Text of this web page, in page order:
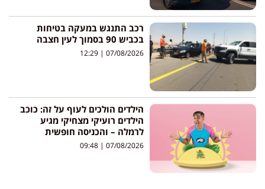
רכב התנגש במעקה בטיחות
בכביש 90 בסמוך לעין חצבה
07/08/2026
הילדים הולכים לעוף על זה: כוכב
הילדים רועיקי מצחיקי מגיע
לרמלה – והכניסה חופשית
07/08/2026